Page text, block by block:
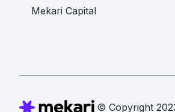
Mekari Capital
© Copyright